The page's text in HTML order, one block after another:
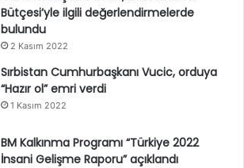
Bütçesi’yle ilgili değerlendirmelerde
bulundu
2 Kasım 2022
Sırbistan Cumhurbaşkanı Vucic, orduya
“Hazır ol” emri verdi
1 Kasım 2022
BM Kalkınma Programı “Türkiye 2022
İnsani Gelişme Raporu” açıklandı